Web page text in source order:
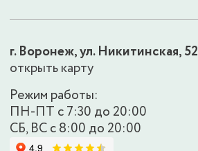
г. Воронеж, ул. Никитинская, 52
открыть карту
Режим работы:
ПН-ПТ с 7:30 до 20:00
СБ, ВС с 8:00 до 20:00